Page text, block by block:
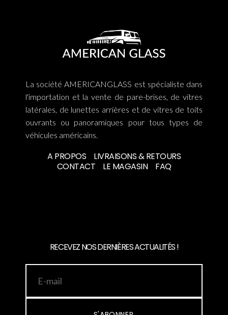
La société AMERICANGLASS est spécialiste dans
l'importation et la vente de pare-brises, de vitres
latérales, de lunettes arrières et de vitres de toits
ouvrants ou panoramiques pour tous types de
véhicules américains.
A PROPOS
LIVRAISONS & RETOURS
CONTACT
LE MAGASIN FAQ
RECEVEZ NOS DERNIÈRES ACTUALITÉS !